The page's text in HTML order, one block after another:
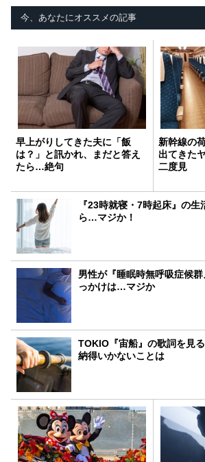
今、あなたにオススメの記事
早上がりしてきた夫に「飯
は？」と訊かれ、まだと答え
たら…絶句
新幹線の
出てきた
二度見
『23時就寝・7時起床』の
ら…マジか！
男性が『睡眠時無呼吸症候
っかけは…マジか
TOKIO『宙船』の歌詞を見
納得いかないことは